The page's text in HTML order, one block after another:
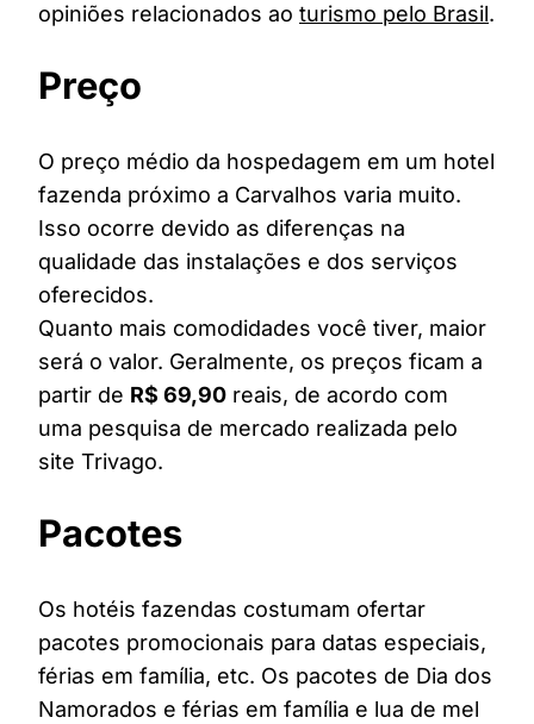
opiniões relacionados ao turismo pelo Brasil.
Preço
O preço médio da hospedagem em um hotel
fazenda próximo a Carvalhos varia muito.
Isso ocorre devido as diferenças na
qualidade das instalações e dos serviços
oferecidos.
Quanto mais comodidades você tiver, maior
será o valor. Geralmente, os preços ficam a
partir de R$ 69,90 reais, de acordo com
uma pesquisa de mercado realizada pelo
site Trivago.
Pacotes
Os hotéis fazendas costumam ofertar
pacotes promocionais para datas especiais,
férias em família, etc. Os pacotes de Dia dos
Namorados e férias em família e lua de mel